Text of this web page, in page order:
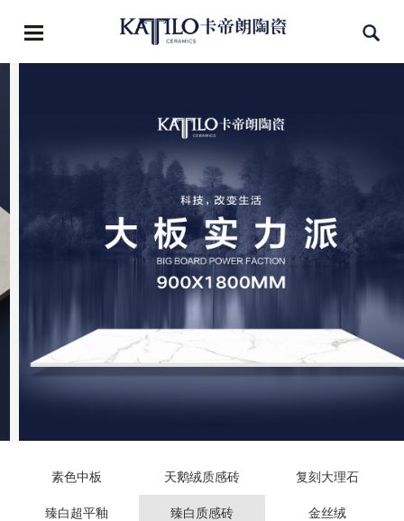
素色中板 天鹅绒质感砖 复刻大理石
臻白超平釉 臻白质感砖 金丝绒